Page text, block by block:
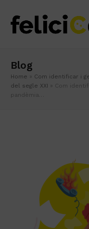
Blog
Home » Com identificar i
del segle XXI » Com
pandèmia…